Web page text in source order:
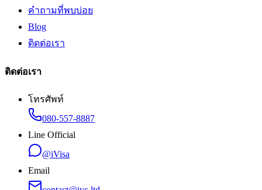
คำถามที่พบบ่อย
Blog
ติดต่อเรา
ติดต่อเรา
โทรศัพท์
080-557-8887
Line Official
@iVisa
Email